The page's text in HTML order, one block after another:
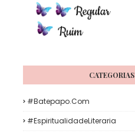
CATEGORIAS
#Batepapo.com
#EspiritualidadeLiteraria